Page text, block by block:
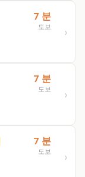
7 분
도보
7 분
도보
7 분
도보